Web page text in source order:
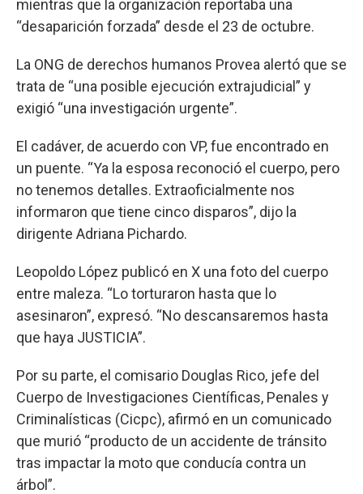
mientras que la organización reportaba una
“desaparición forzada” desde el 23 de octubre.
La ONG de derechos humanos Provea alertó que se
trata de “una posible ejecución extrajudicial” y
exigió “una investigación urgente”.
El cadáver, de acuerdo con VP, fue encontrado en
un puente. “Ya la esposa reconoció el cuerpo, pero
no tenemos detalles. Extraoficialmente nos
informaron que tiene cinco disparos”, dijo la
dirigente Adriana Pichardo.
Leopoldo López publicó en X una foto del cuerpo
entre maleza. “Lo torturaron hasta que lo
asesinaron”, expresó. “No descansaremos hasta
que haya JUSTICIA”.
Por su parte, el comisario Douglas Rico, jefe del
Cuerpo de Investigaciones Científicas, Penales y
Criminalísticas (Cicpc), afirmó en un comunicado
que murió “producto de un accidente de tránsito
tras impactar la moto que conducía contra un
árbol”.